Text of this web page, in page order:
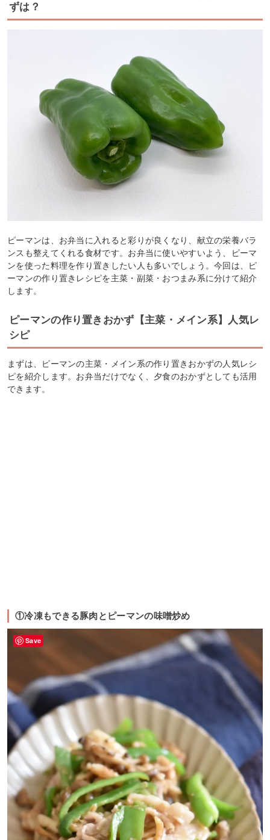
ずは？
ピーマンは、お弁当に入れると彩りが良くなり、献立の栄養バラ
ンスも整えてくれる食材です。お弁当に使いやすいよう、ピーマ
ンを使った料理を作り置きしたい人も多いでしょう。今回は、ピ
ーマンの作り置きレシピを主菜・副菜・おつまみ系に分けて紹介
します。
ピーマンの作り置きおかず【主菜・メイン系】人気レ
シピ
まずは、ピーマンの主菜・メイン系の作り置きおかずの人気レシ
ピを紹介します。お弁当だけでなく、夕食のおかずとしても活用
できます。
①冷凍もできる豚肉とピーマンの味噌炒め
Save